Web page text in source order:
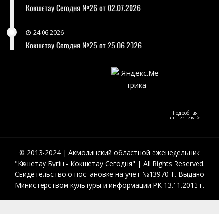
Кокшетау Сегодня №26 от 02.07.2026
24.06.2026
Кокшетау Сегодня №25 от 25.06.2026
Подробная
статистика >
© 2013-2024 | Акмолинский областной еженедельник
"Көкшетау Бүгін - Кокшетау Сегодня" | All Rights Reserved.
Свидетельство о постановке на учёт №13970-Г. Выдано
Министерством культуры и информации РК 13.11.2013 г.